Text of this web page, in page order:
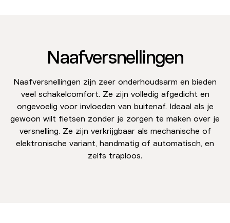
Naafversnellingen
Naafversnellingen zijn zeer onderhoudsarm en bieden
veel schakelcomfort. Ze zijn volledig afgedicht en
ongevoelig voor invloeden van buitenaf. Ideaal als je
gewoon wilt fietsen zonder je zorgen te maken over je
versnelling. Ze zijn verkrijgbaar als mechanische of
elektronische variant, handmatig of automatisch, en
zelfs traploos.